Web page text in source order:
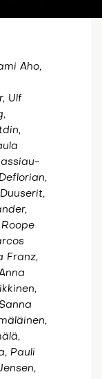
Aho,
Ulf
Franz,
Pauli